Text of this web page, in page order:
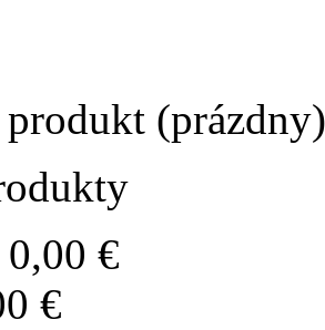
produkt (prázdny)
0,00 €
€